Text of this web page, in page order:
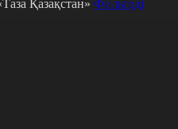
Қазақстан» Фильтрді